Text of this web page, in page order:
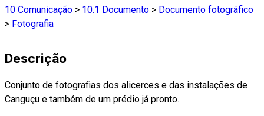
10 Comunicação > 10.1 Documento > Documento fotográfico
> Fotografia
Descrição
Conjunto de fotografias dos alicerces e das instalações de
Canguçu e também de um prédio já pronto.